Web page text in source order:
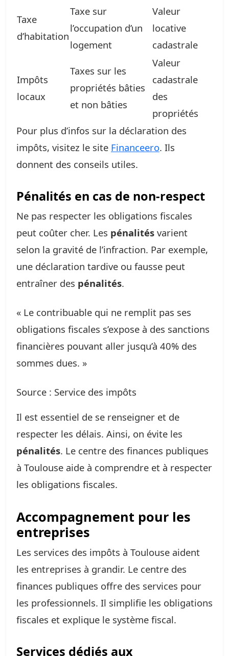
Taxe
d’habitation
Taxe sur
l’occupation d’un
logement
Valeur
locative
cadastrale
Impôts
locaux
Taxes sur les
propriétés bâties
et non bâties
Valeur
cadastrale
des
propriétés
Pour plus d’infos sur la déclaration des
impôts, visitez le site Financeero. Ils
donnent des conseils utiles.
Pénalités en cas de non-respect
Ne pas respecter les obligations fiscales
peut coûter cher. Les pénalités varient
selon la gravité de l’infraction. Par exemple,
une déclaration tardive ou fausse peut
entraîner des pénalités.
« Le contribuable qui ne remplit pas ses
obligations fiscales s’expose à des sanctions
financières pouvant aller jusqu’à 40% des
sommes dues. »
Source : Service des impôts
Il est essentiel de se renseigner et de
respecter les délais. Ainsi, on évite les
pénalités. Le centre des finances publiques
à Toulouse aide à comprendre et à respecter
les obligations fiscales.
Accompagnement pour les
entreprises
Les services des impôts à Toulouse aident
les entreprises à grandir. Le centre des
finances publiques offre des services pour
les professionnels. Il simplifie les obligations
fiscales et explique le système fiscal.
Services dédiés aux